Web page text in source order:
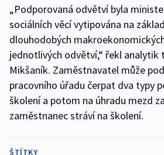
„Podporovaná odvětví byla
sociálních věcí vytipována na
dlouhodobých
jednotlivých odvětví,“ řekl analytik
Mikšaník. Zaměstnavatel může
pracovního úřadu čerpat dva typy
školení a potom na úhradu mezd
zaměstnanec stráví na školení.
ŠTÍTKY